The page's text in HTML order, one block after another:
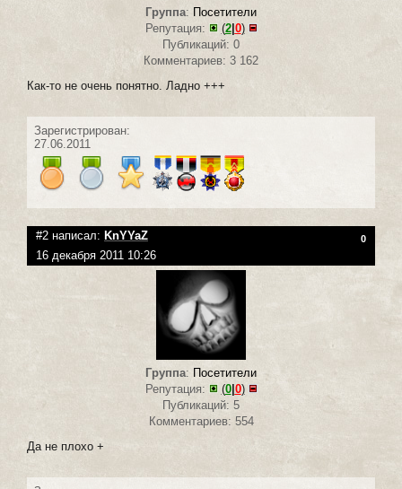
Группа: Посетители
Репутация:
(2| 0)
Публикаций: 0
Комментариев: 3 162
Как-то не очень понятно. Ладно +++
Зарегистрирован:
27.06.2011
#2 написал: KnYYaZ 0
16 декабря 2011 10:26
Группа: Посетители
Репутация:
(0| 0)
Публикаций: 5
Комментариев: 554
Да не плохо +